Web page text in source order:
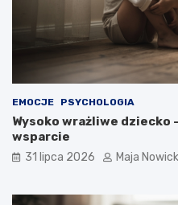
EMOCJE PSYCHOLOGIA
Wysoko wrażliwe dziecko
wsparcie
31 lipca 2026 Maja